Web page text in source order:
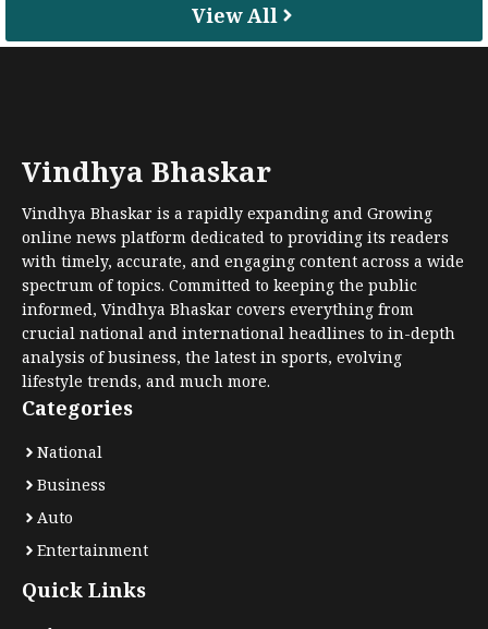
View All
Vindhya Bhaskar
Vindhya Bhaskar is a rapidly expanding and Growing
online news platform dedicated to providing its readers
with timely, accurate, and engaging content across a wide
spectrum of topics. Committed to keeping the public
informed, Vindhya Bhaskar covers everything from
crucial national and international headlines to in-depth
analysis of business, the latest in sports, evolving
lifestyle trends, and much more.
Categories
National
Business
Auto
Entertainment
Quick Links